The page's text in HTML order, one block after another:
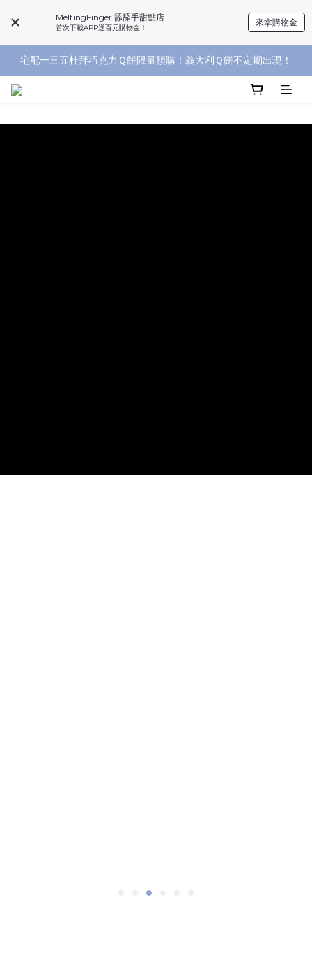
MeltingFinger 舔舔手甜點店
首次下載APP送百元購物金！
來拿購物金
杜拜巧克力每週二～日門市限量販售中～
新會員登入送百元購物金，舊會員重新登入送購物金！
宅配一三五杜拜巧克力Ｑ餅限量預購！義大利Ｑ餅不定期出現！